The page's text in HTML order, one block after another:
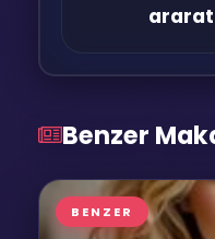
ararat
Benzer
BENZER